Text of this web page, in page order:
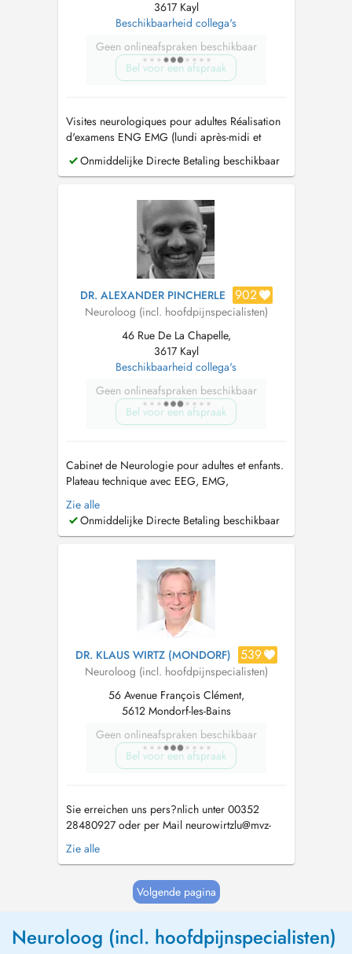
3617 Kayl
Beschikbaarheid collega's
Geen onlineafspraken beschikbaar
Bel voor een afspraak
Visites neurologiques pour adultes Réalisation
d'examens ENG EMG (lundi après-midi et
jeudi après-midi) Réalisation de examens
echocolordoppler des carotides et des nerfs
Onmiddelijke Directe Betaling beschikbaar
DR. ALEXANDER PINCHERLE 902
Neuroloog (incl. hoofdpijnspecialisten)
46 Rue De La Chapelle,
3617 Kayl
Beschikbaarheid collega's
Geen onlineafspraken beschikbaar
Bel voor een afspraak
Cabinet de Neurologie pour adultes et enfants.
Plateau technique avec EEG, EMG,
Polysomnographie.
www.neurocentre.lu Visites Neurologiques
Adultes et Enfants - Céphalées - Epilepsie -
Sclérose en Plaques - Démences - T...
Zie alle
Onmiddelijke Directe Betaling beschikbaar
DR. KLAUS WIRTZ (MONDORF) 539
Neuroloog (incl. hoofdpijnspecialisten)
56 Avenue François Clément,
5612 Mondorf-les-Bains
Geen onlineafspraken beschikbaar
Bel voor een afspraak
Sie erreichen uns pers?nlich unter 00352
28480927 oder per Mail neurowirtzlu@mvz-
saarwest.de
Klaus Wirtz geb.1962, Studium der
Universit?t Freiburg und der Universit?t des
Saarlandes (Homburg), Facharztausbildung ...
Zie alle
Volgende pagina
Neuroloog (incl. hoofdpijnspecialisten)